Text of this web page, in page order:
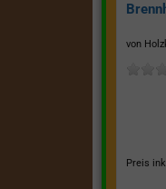
von
Preis